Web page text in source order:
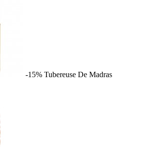
-15% Tubereuse De Madras